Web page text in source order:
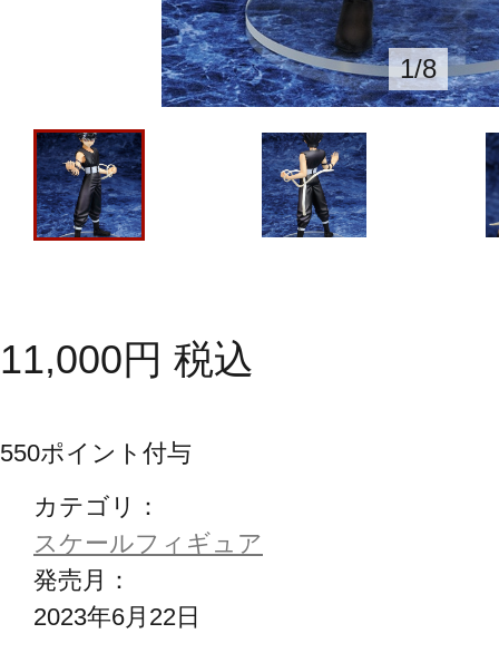
1/8
11,000円 税込
550ポイント付与
カテゴリ：
スケールフィギュア
発売月：
2023年6月22日